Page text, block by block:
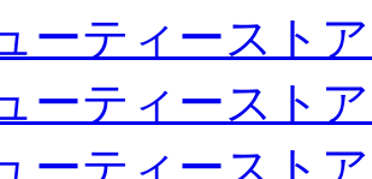
ーティースト
ーティースト
ーティースト